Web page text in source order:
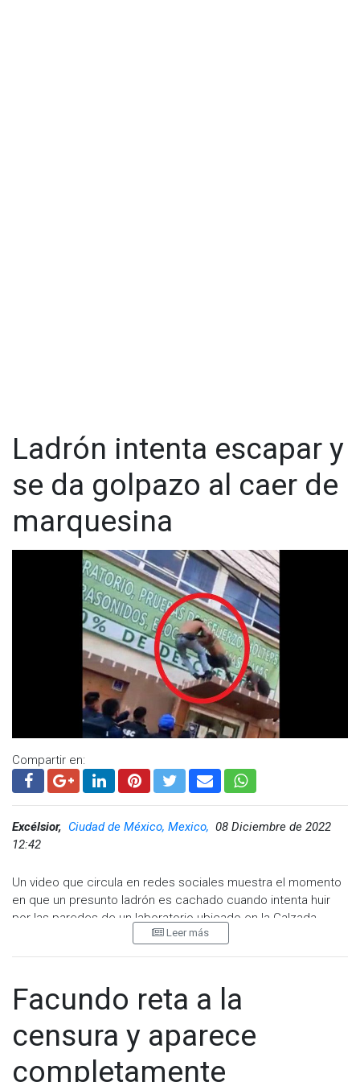
Ladrón intenta escapar y
se da golpazo al caer de
marquesina
Compartir en:
Excélsior, Ciudad de México, Mexico, 08 Diciembre de 2022
12:42
Un video que circula en redes sociales muestra el momento
en que un presunto ladrón es cachado cuando intenta huir
por las paredes de un laboratorio ubicado en la Calzada
Guadalupe, alcaldía Gustavo A Madero.
En una parte del video el sujeto casi se cuelga de un tubo,
mientras abajo los vecinos le gritan:
“Hasta ahí llegaste… entrégate cabrón… hijo de tu #... ya
mam#”$... pinche güey pendejo”, entre otros insultos.
Leer más
Facundo reta a la
censura y aparece
completamente